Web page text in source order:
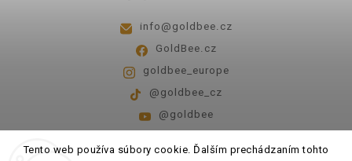
Tento web používa súbory cookie. Ďalším prechádzaním tohto
info@goldbee.cz
GoldBee.cz
goldbee_europe
@goldbee_cz
@goldbee
Pondelok - piatok 8:00-14:00